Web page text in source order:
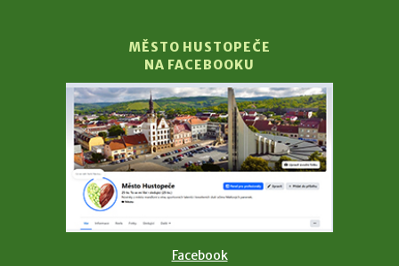
MĚSTO HUSTOPEČE
NA FACEBOOKU
Facebook